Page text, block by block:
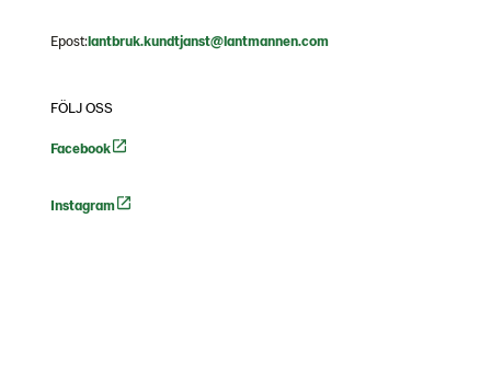
Epost:lantbruk.kundtjanst@lantmannen.com
FÖLJ OSS
Facebook
Instagram